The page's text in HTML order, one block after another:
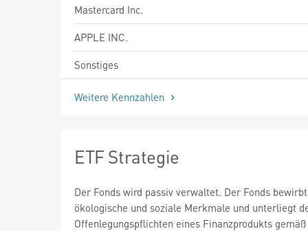
Mastercard Inc.
APPLE INC.
Sonstiges
Weitere Kennzahlen
ETF Strategie
Der Fonds wird passiv verwaltet. Der Fonds bewirbt
ökologische und soziale Merkmale und unterliegt
Offenlegungspflichten eines Finanzprodukts